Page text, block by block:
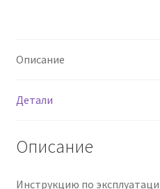
Описание
Детали
Описание
Инструкцию по